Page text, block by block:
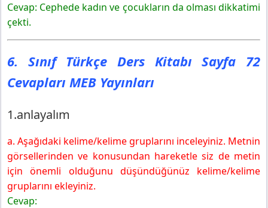
Cevap: Cephede kadın ve çocukların da olması dikkatimi
çekti.
6. Sınıf Türkçe Ders Kitabı Sayfa 72
Cevapları MEB Yayınları
1.anlayalım
a. Aşağıdaki kelime/kelime gruplarını inceleyiniz. Metnin
görsellerinden ve konusundan hareketle siz de metin
için önemli olduğunu düşündüğünüz kelime/kelime
gruplarını ekleyiniz.
Cevap: